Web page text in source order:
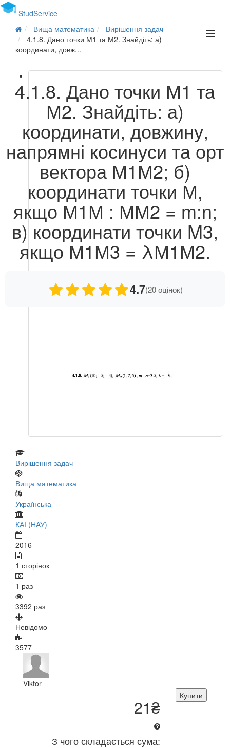
StudService
Вища математика
Вирішення задач
4.1.8. Дано точки М1 та М2. Знайдіть: а)
координати, довж...
4.1.8. Дано точки М1 та
М2. Знайдіть: а)
координати, довжину,
напрямні косинуси та орт
вектора М1М2; б)
координати точки М,
якщо М1М : ММ2 = m:n;
в) координати точки M3,
якщо М1М3 = λМ1М2.
4.7(20 оцінок)
Вирішення задач
Вища математика
Українська
КАІ (НАУ)
2016
1 сторінок
1 раз
3392 раз
Невідомо
3577
Viktor
Купити
21₴
З чого складається сума: